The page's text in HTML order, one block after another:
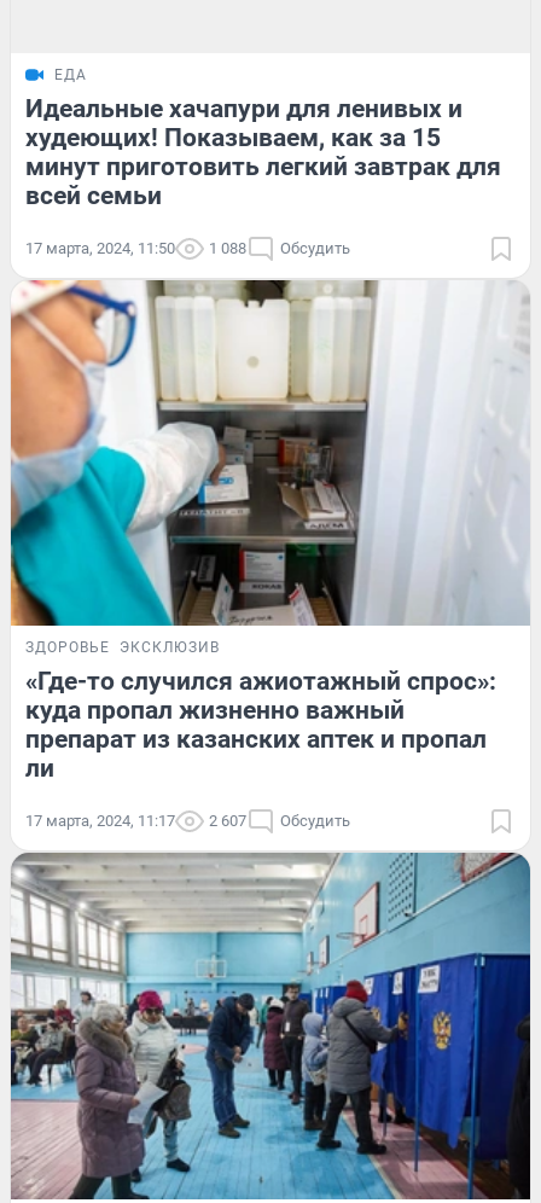
ЕДА
Идеальные хачапури для ленивых и
худеющих! Показываем, как за 15
минут приготовить легкий завтрак для
всей семьи
17 марта, 2024, 11:50 1 088 Обсудить
ЗДОРОВЬЕ ЭКСКЛЮЗИВ
«Где-то случился ажиотажный спрос»:
куда пропал жизненно важный
препарат из казанских аптек и пропал
ли
17 марта, 2024, 11:17 2 607 Обсудить